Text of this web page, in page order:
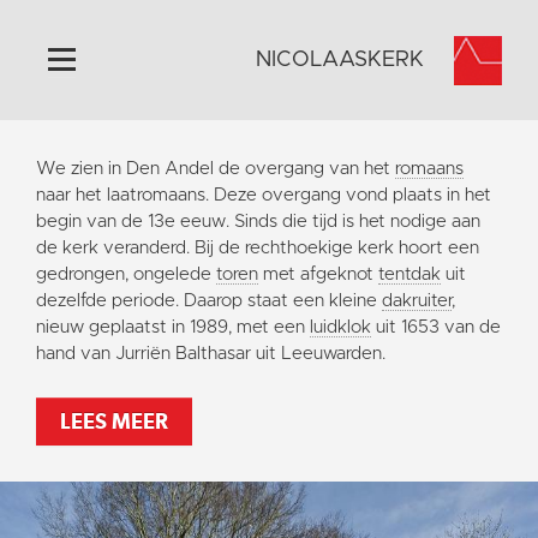
Home
Algemeen
Historie
Omgeving
Activiteiten
Steun ons
Contact
Vaktaal
NICOLAASKERK
We zien in Den Andel de overgang van het romaans
naar het laatromaans. Deze overgang vond plaats in het
begin van de 13e eeuw. Sinds die tijd is het nodige aan
de kerk veranderd. Bij de rechthoekige kerk hoort een
gedrongen, ongelede toren met afgeknot tentdak uit
dezelfde periode. Daarop staat een kleine dakruiter,
nieuw geplaatst in 1989, met een luidklok uit 1653 van de
hand van Jurriën Balthasar uit Leeuwarden.
LEES MEER